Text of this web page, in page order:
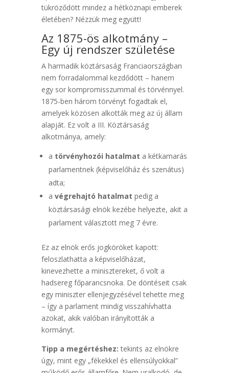
tükröződött mindez a hétköznapi emberek
életében? Nézzük meg együtt!
Az 1875-ös alkotmány –
Egy új rendszer születése
A harmadik köztársaság Franciaországban
nem forradalommal kezdődött – hanem
egy sor kompromisszummal és törvénnyel.
1875-ben három törvényt fogadtak el,
amelyek közösen alkották meg az új állam
alapját. Ez volt a III. Köztársaság
alkotmánya, amely:
a törvényhozói hatalmat a kétkamarás
parlamentnek (képviselőház és szenátus)
adta;
a végrehajtó hatalmat pedig a
köztársasági elnök kezébe helyezte, akit a
parlament választott meg 7 évre.
Ez az elnök erős jogköröket kapott:
feloszlathatta a képviselőházat,
kinevezhette a minisztereket, ő volt a
hadsereg főparancsnoka. De döntéseit csak
egy miniszter ellenjegyzésével tehette meg
– így a parlament mindig visszahívhatta
azokat, akik valóban irányították a
kormányt.
Tipp a megértéshez: tekints az elnökre
úgy, mint egy „fékekkel és ellensúlyokkal”